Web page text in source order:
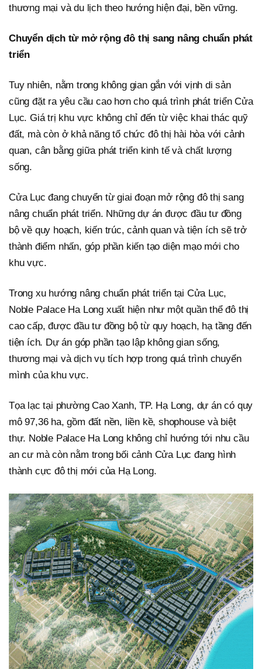
thương mại và du lịch theo hướng hiện đại, bền vững.
Chuyển dịch từ mở rộng đô thị sang nâng chuẩn phát
triển
Tuy nhiên, nằm trong không gian gắn với vịnh di sản
cũng đặt ra yêu cầu cao hơn cho quá trình phát triển Cửa
Lục. Giá trị khu vực không chỉ đến từ việc khai thác quỹ
đất, mà còn ở khả năng tổ chức đô thị hài hòa với cảnh
quan, cân bằng giữa phát triển kinh tế và chất lượng
sống.
Cửa Lục đang chuyển từ giai đoạn mở rộng đô thị sang
nâng chuẩn phát triển. Những dự án được đầu tư đồng
bộ về quy hoạch, kiến trúc, cảnh quan và tiện ích sẽ trở
thành điểm nhấn, góp phần kiến tạo diện mạo mới cho
khu vực.
Trong xu hướng nâng chuẩn phát triển tại Cửa Lục,
Noble Palace Ha Long xuất hiện như một quần thể đô thị
cao cấp, được đầu tư đồng bộ từ quy hoạch, hạ tầng đến
tiện ích. Dự án góp phần tạo lập không gian sống,
thương mại và dịch vụ tích hợp trong quá trình chuyển
mình của khu vực.
Tọa lạc tại phường Cao Xanh, TP. Hạ Long, dự án có quy
mô 97,36 ha, gồm đất nền, liền kề, shophouse và biệt
thự. Noble Palace Ha Long không chỉ hướng tới nhu cầu
an cư mà còn nằm trong bối cảnh Cửa Lục đang hình
thành cực đô thị mới của Hạ Long.